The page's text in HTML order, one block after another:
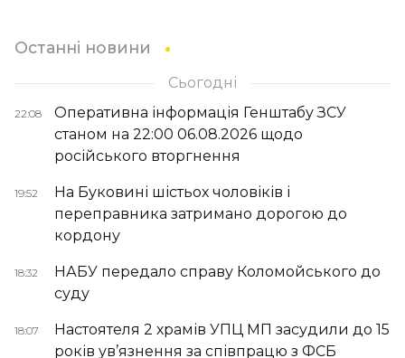
Останні новини
Сьогодні
22:08
Оперативна інформація Генштабу ЗСУ
станом на 22:00 06.08.2026 щодо
російського вторгнення
19:52
На Буковині шістьох чоловіків і
переправника затримано дорогою до
кордону
18:32
НАБУ передало справу Коломойського до
суду
18:07
Настоятеля 2 храмів УПЦ МП засудили до 15
років ув’язнення за співпрацю з ФСБ